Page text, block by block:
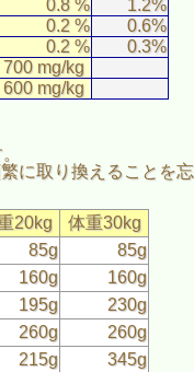
0.8 %
1.2%
0.2 %
0.6%
0.2 %
0.3%
700 mg/kg
600 mg/kg
に取り換えることを忘
20kg
体重30kg
85g
85g
160g
160g
195g
230g
260g
260g
215g
345g